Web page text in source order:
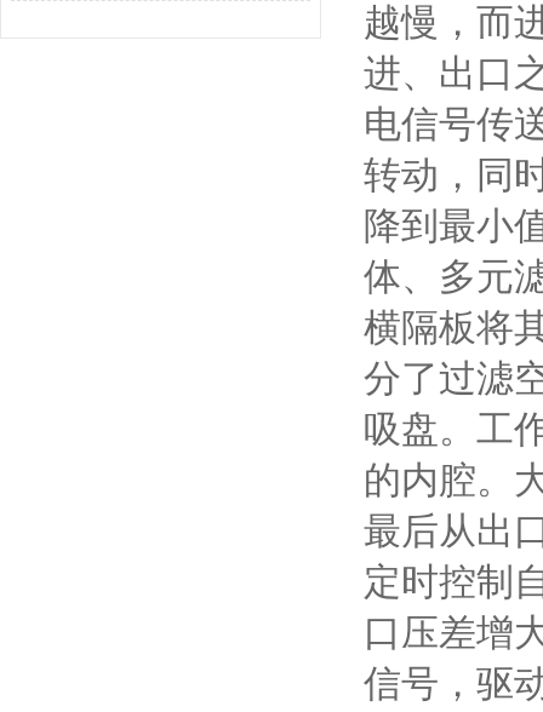
越慢，而
进、出口
电信号传
转动，同
降到最小
体、多元
横隔板将
分了过滤
吸盘。工
的内腔。
最后从出
定时控制
口压差增
信号，驱